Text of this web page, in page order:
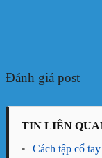
Đánh giá post
TIN LIÊN
•
Cách tập cổ